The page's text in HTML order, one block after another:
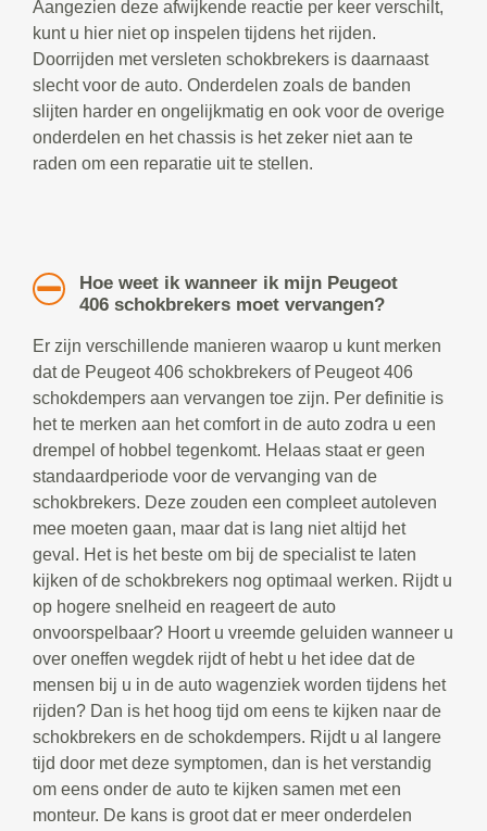
Aangezien deze afwijkende reactie per keer verschilt,
kunt u hier niet op inspelen tijdens het rijden.
Doorrijden met versleten schokbrekers is daarnaast
slecht voor de auto. Onderdelen zoals de banden
slijten harder en ongelijkmatig en ook voor de overige
onderdelen en het chassis is het zeker niet aan te
raden om een reparatie uit te stellen.
Hoe weet ik wanneer ik mijn Peugeot
406 schokbrekers moet vervangen?
Er zijn verschillende manieren waarop u kunt merken
dat de Peugeot 406 schokbrekers of Peugeot 406
schokdempers aan vervangen toe zijn. Per definitie is
het te merken aan het comfort in de auto zodra u een
drempel of hobbel tegenkomt. Helaas staat er geen
standaardperiode voor de vervanging van de
schokbrekers. Deze zouden een compleet autoleven
mee moeten gaan, maar dat is lang niet altijd het
geval. Het is het beste om bij de specialist te laten
kijken of de schokbrekers nog optimaal werken. Rijdt u
op hogere snelheid en reageert de auto
onvoorspelbaar? Hoort u vreemde geluiden wanneer u
over oneffen wegdek rijdt of hebt u het idee dat de
mensen bij u in de auto wagenziek worden tijdens het
rijden? Dan is het hoog tijd om eens te kijken naar de
schokbrekers en de schokdempers. Rijdt u al langere
tijd door met deze symptomen, dan is het verstandig
om eens onder de auto te kijken samen met een
monteur. De kans is groot dat er meer onderdelen